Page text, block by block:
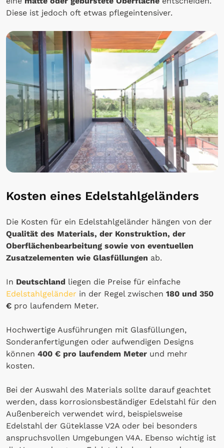
Diese ist jedoch oft etwas pflegeintensiver.
Kosten eines Edelstahlgeländers
Die Kosten für ein Edelstahlgeländer hängen von der
Qualität des Materials, der Konstruktion, der
Oberflächenbearbeitung sowie von eventuellen
Zusatzelementen wie Glasfüllungen ab.
In Deutschland liegen die Preise für einfache
Edelstahlgeländer in der Regel zwischen 180 und 350
€ pro laufendem Meter.
Hochwertige Ausführungen mit Glasfüllungen,
Sonderanfertigungen oder aufwendigen Designs
können 400 € pro laufendem Meter und mehr
kosten.
Bei der Auswahl des Materials sollte darauf geachtet
werden, dass korrosionsbeständiger Edelstahl für den
Außenbereich verwendet wird, beispielsweise
Edelstahl der Güteklasse V2A oder bei besonders
anspruchsvollen Umgebungen V4A. Ebenso wichtig ist